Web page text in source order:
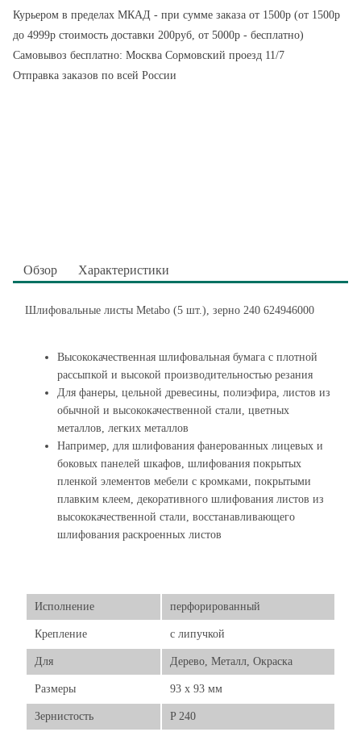
Курьером в пределах МКАД - при сумме заказа от 1500р (от 1500р
до 4999р стоимость доставки 200руб, от 5000р - бесплатно)
Самовывоз бесплатно: Москва Сормовский проезд 11/7
Отправка заказов по всей России
Обзор Характеристики
Шлифовальные листы Metabo (5 шт.), зерно 240 624946000
Высококачественная шлифовальная бумага с плотной
рассыпкой и высокой производительностью резания
Для фанеры, цельной древесины, полиэфира, листов из
обычной и высококачественной стали, цветных
металлов, легких металлов
Например, для шлифования фанерованных лицевых и
боковых панелей шкафов, шлифования покрытых
пленкой элементов мебели с кромками, покрытыми
плавким клеем, декоративного шлифования листов из
высококачественной стали, восстанавливающего
шлифования раскроенных листов
Исполнение перфорированный
Крепление с липучкой
Для Дерево, Металл, Окраска
Размеры 93 x 93 мм
Зернистость P 240